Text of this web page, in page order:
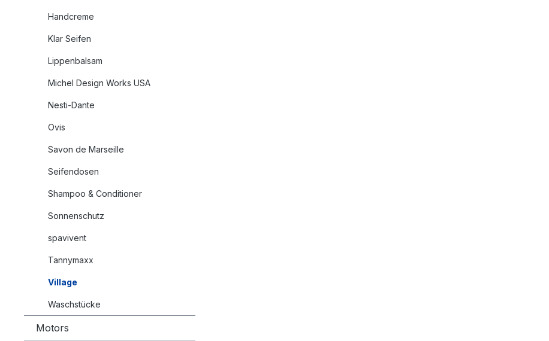
Handcreme
Klar Seifen
Lippenbalsam
Michel Design Works USA
Nesti-Dante
Ovis
Savon de Marseille
Seifendosen
Shampoo & Conditioner
Sonnenschutz
spavivent
Tannymaxx
Village
Waschstücke
Motors